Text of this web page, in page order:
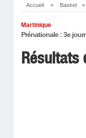
Accueil » Basket »
Martinique
Prénationale : 3e
Résultats